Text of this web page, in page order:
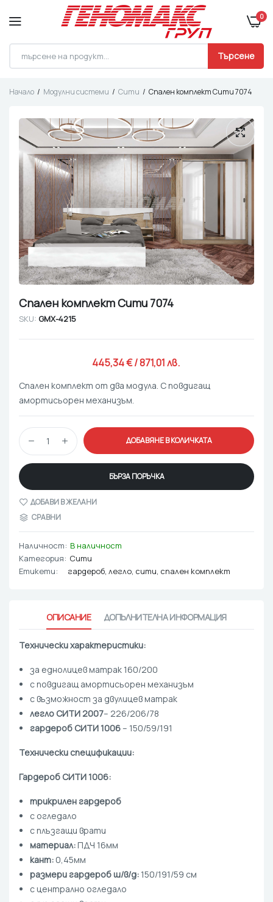
0
Търсене
Начало Модулни системи Сити Спален комплект Сити 7074
Спален комплект Сити 7074
SKU: GMX-4215
445,34 € / 871,01 лв.
Спален комплект от два модула. С повдигащ
амортисьорен механизъм.
ДОБАВЯНЕ В КОЛИЧКАТА
БЪРЗА ПОРЪЧКА
ДОБАВИ В ЖЕЛАНИ
СРАВНИ
Наличност: В наличност
Категория: Сити
Етикети:
гардероб, легло, сити, спален комплект
ОПИСАНИЕ ДОПЪЛНИТЕЛНА ИНФОРМАЦИЯ
Технически характеристики:
за еднолицев матрак 160/200
с повдигащ амортисьорен механизъм
с възможност за двулицев матрак
легло СИТИ 2007– 226/206/78
гардероб СИТИ 1006– 150/59/191
Технически спецификации:
Гардероб СИТИ 1006:
трикрилен гардероб
с огледало
с плъзгащи врати
материал:ПДЧ 16мм
кант:0,45мм
размери гардероб ш/в/д: 150/191/59 см
с централно огледало